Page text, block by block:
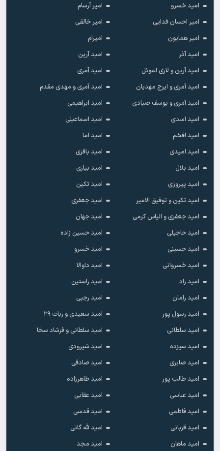
امید خسرو
امیر آرسام
امیر احسان فدایی
امیر خالقى
امیر همایون
امیرام
امید آذر
امید آرین
امید آرین و لاری لموئل
امید آمری
امید آمری و ایرج مهدیان
امید آمری و مهدی مقدم
امید آمری و یوسف صیادی
امید ابراهیمی
امید اسدی
امید اسماعیلی
امید افخم
امید اما
امید امیدی
امید باقری
امید بلال
امید بیاری
امید پیروزی
امید تکین
امید تکین و توفیق الامیر
امید جعفری
امید جعفری و الیاس کرمی
امید جهان
امید حاجیلی
امید حسین زاده
امید حسینی
امید خسرو
امید خسروانی
امید داوالا
امید راد
امید راستین
امید رامان
امید رجبی
امید رسول پور
امید سعیدی و ربات ۲۹
امید سلطانی
امید سلطانی و فرشاد سخا
امید سیزده
امید شیرودی
امید صابری
امید صادقی
امید طالب پور
امید طاهرزاده
امید عباسی
امید عقابی
امید فاطمی
امید قدسی
امید قربانی
امید لله گانی
امید ماهان
امید مجد